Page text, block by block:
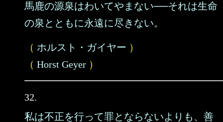
馬鹿の源泉はわいてやまない──それは生命
の泉とともに永遠に尽きない。
（ ホルスト・ガイヤー ）
（ Horst Geyer ）
32.
私は不正を行って罪とならないよりも、善